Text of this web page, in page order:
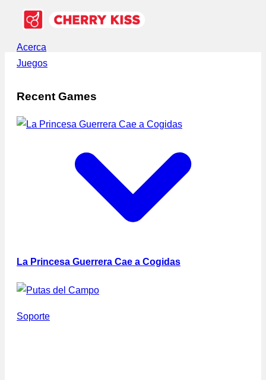
Acerca
Juegos
Soporte
Recent Games
La Princesa Guerrera Cae a Cogidas